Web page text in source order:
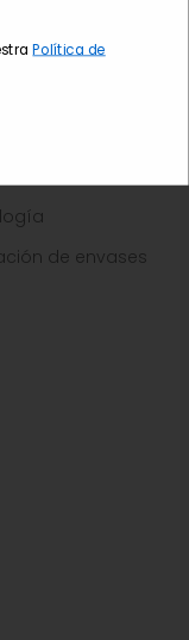
de envases
Política de